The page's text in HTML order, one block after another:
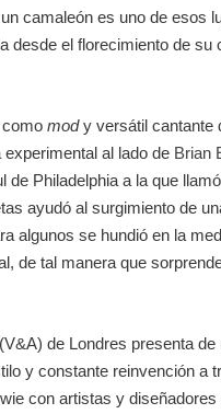
camaleón es uno de esos
desde el florecimiento de
comomody versátil cantante
al lado de Brian
de Philadelphia a la que
ayudó al surgimiento de
algunos se hundió en la
de tal manera que
de Londres presenta
y constante reinvención
con artistas y